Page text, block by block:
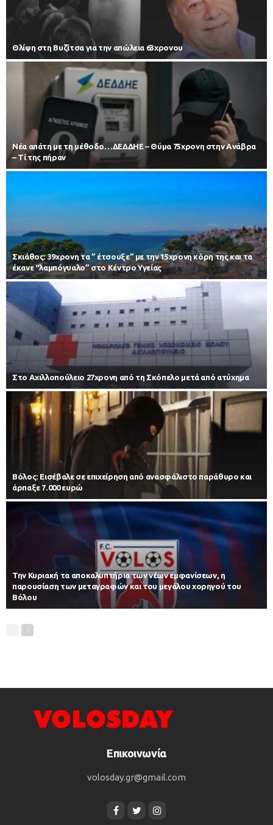
Θλίψη στη Βυζίτσα για την απώλεια 63χρονου
Νέα απάτη με τη μέθοδο…ΔΕΔΔΗΕ – Θύμα 75χρονη στην Ανάβρα
– Τί της πήραν
Σκιάθος: 39χρονη τα ” έτσουξε” με την 15χρονη κόρη της και τα
έκανε “λαμπόγυαλο” στο Κέντρο Υγείας
Στο Αχιλλοπούλειο 27χρονη από τη Σκόπελο μετά από ατύχημα
Βόλος: Εισέβαλε σε επιχείρηση από ανασφάλιστο παράθυρο και
άρπαξε 7.000 ευρώ
Την Κυριακή τα αποκαλυπτήρια των νέων εμφανίσεων, η
παρουσίαση των μεταγραφών και του μεγάλου χορηγού του
Βόλου
Επικοινωνία
volosday.gr@gmail.com